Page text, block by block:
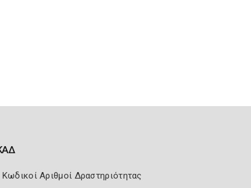
Κωδικοί Αριθμοί Δραστηριότητας